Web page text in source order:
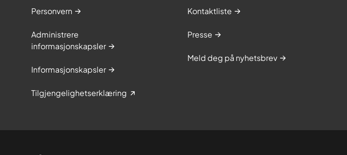
Personvern
Administrere
informasjonskapsler
Informasjonskapsler
Tilgjengelighetserklæring
Kontaktliste
Presse
Meld deg på nyhetsbrev